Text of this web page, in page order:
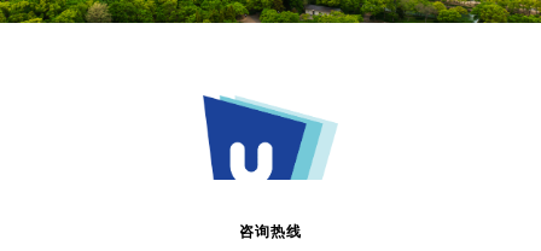
咨询热线